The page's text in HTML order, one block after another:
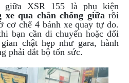
giữa XSR 155 là phụ kiện
xe qua chân chống giữa rồi
cơ chế 4 bánh xe quay tự do.
bạn cần di chuyển hoặc đổi
chật hẹp như gara, hành
phải dắt bộ tốn sức.